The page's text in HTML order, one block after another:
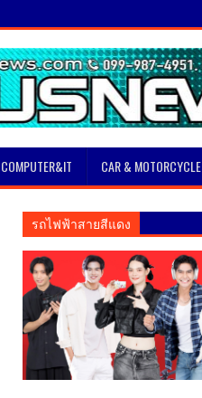
COMPUTER&IT CAR & MOTORCYCLE
รถไฟฟ้าสายสีแดง